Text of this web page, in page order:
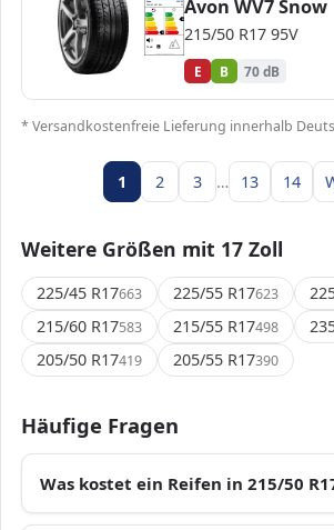
Avon
589788
215/50 R17 95V
C1
A
B
C
D
E E
A
B B
C
D
E
70 dB
Avon WV7 Snow
215/50 R17 95V
E B 70 dB
* Versandkostenfreie Lieferung innerhalb
1 2 3 … 13 14
Weitere Größen mit 17 Zoll
225/45 R17663 225/55 R17623
215/60 R17583 215/55 R17498
205/50 R17419 205/55 R17390
Häufige Fragen
Was kostet ein Reifen in 215/50